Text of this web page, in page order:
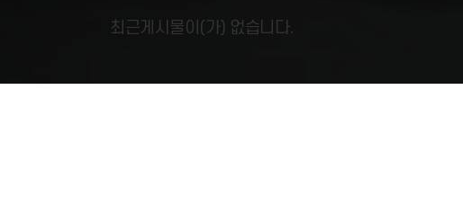
최근게시물이(가) 없습니다.